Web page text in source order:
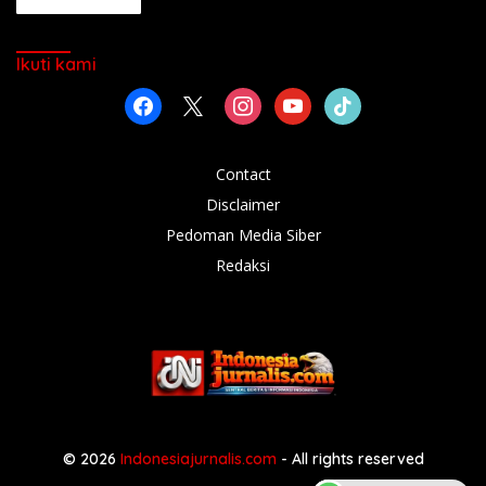
Ikuti kami
facebook instagramyoutubetiktok
Contact
Disclaimer
Pedoman Media Siber
Redaksi
© 2026 Indonesiajurnalis.com - All rights reserved